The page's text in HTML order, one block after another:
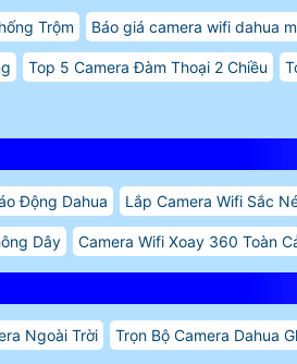
Trộm Báo giá camera wifi dahua
Top 5 Camera Đàm Thoại 2 Chiều
Động Dahua Lắp Camera Wifi Sắc
Dây Camera Wifi Xoay 360 Toàn
Ngoài Trời Trọn Bộ Camera Dahua